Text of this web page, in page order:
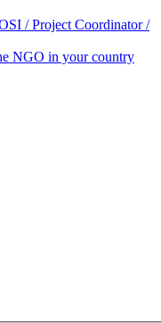
/ Project Coordinator /
NGO in your country